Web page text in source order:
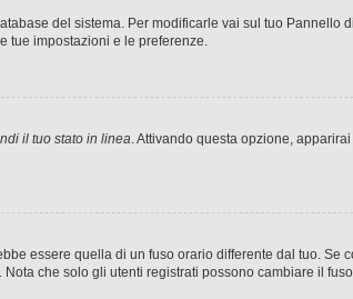
del sistema. Per modificarle vai sul tuo
tue impostazioni e le preferenze.
il tuo stato in linea. Attivando questa opzione,
essere quella di un fuso orario differente dal tuo.
che solo gli utenti registrati possono cambiare il